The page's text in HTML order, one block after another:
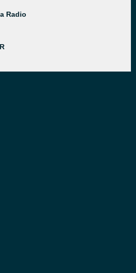
Radio